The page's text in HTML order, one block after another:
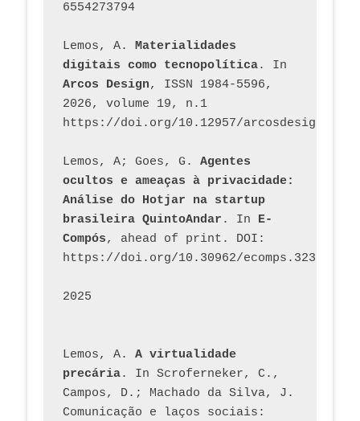
6554273794
Lemos, A. Materialidades
digitais como tecnopolítica
Arcos Design, ISSN 1984-5596,
2026, volume 19, n.1
https://doi.org/10.12957/
Lemos, A; Goes, G. Agentes
ocultos e ameaças à privacidade:
Análise do Hotjar na startup
brasileira QuintoAndar . In E-
Compós, ahead of print. DOI:
https://doi.org/10.30962/ecomps.3231
2025
Lemos, A. A virtualidade
precária. In Scroferneker, C.,
Campos, D.; Machado da Silva, J.
Comunicação e laços sociais: